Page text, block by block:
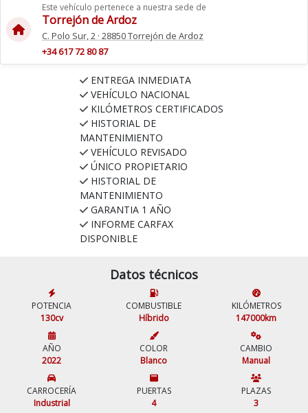
Este vehículo pertenece a nuestra sede de
Torrejón de Ardoz
C. Polo Sur, 2 · 28850 Torrejón de Ardoz
+34 617 72 80 87
ENTREGA INMEDIATA
VEHÍCULO NACIONAL
KILÓMETROS CERTIFICADOS
HISTORIAL DE
MANTENIMIENTO
VEHÍCULO REVISADO
ÚNICO PROPIETARIO
HISTORIAL DE
MANTENIMIENTO
GARANTIA 1 AÑO
INFORME CARFAX
DISPONIBLE
Datos técnicos
POTENCIA
130cv
COMBUSTIBLE
Híbrido
KILÓMETROS
147000km
AÑO
2022
COLOR
Blanco
CAMBIO
Manual
CARROCERÍA
Industrial
PUERTAS
4
PLAZAS
3